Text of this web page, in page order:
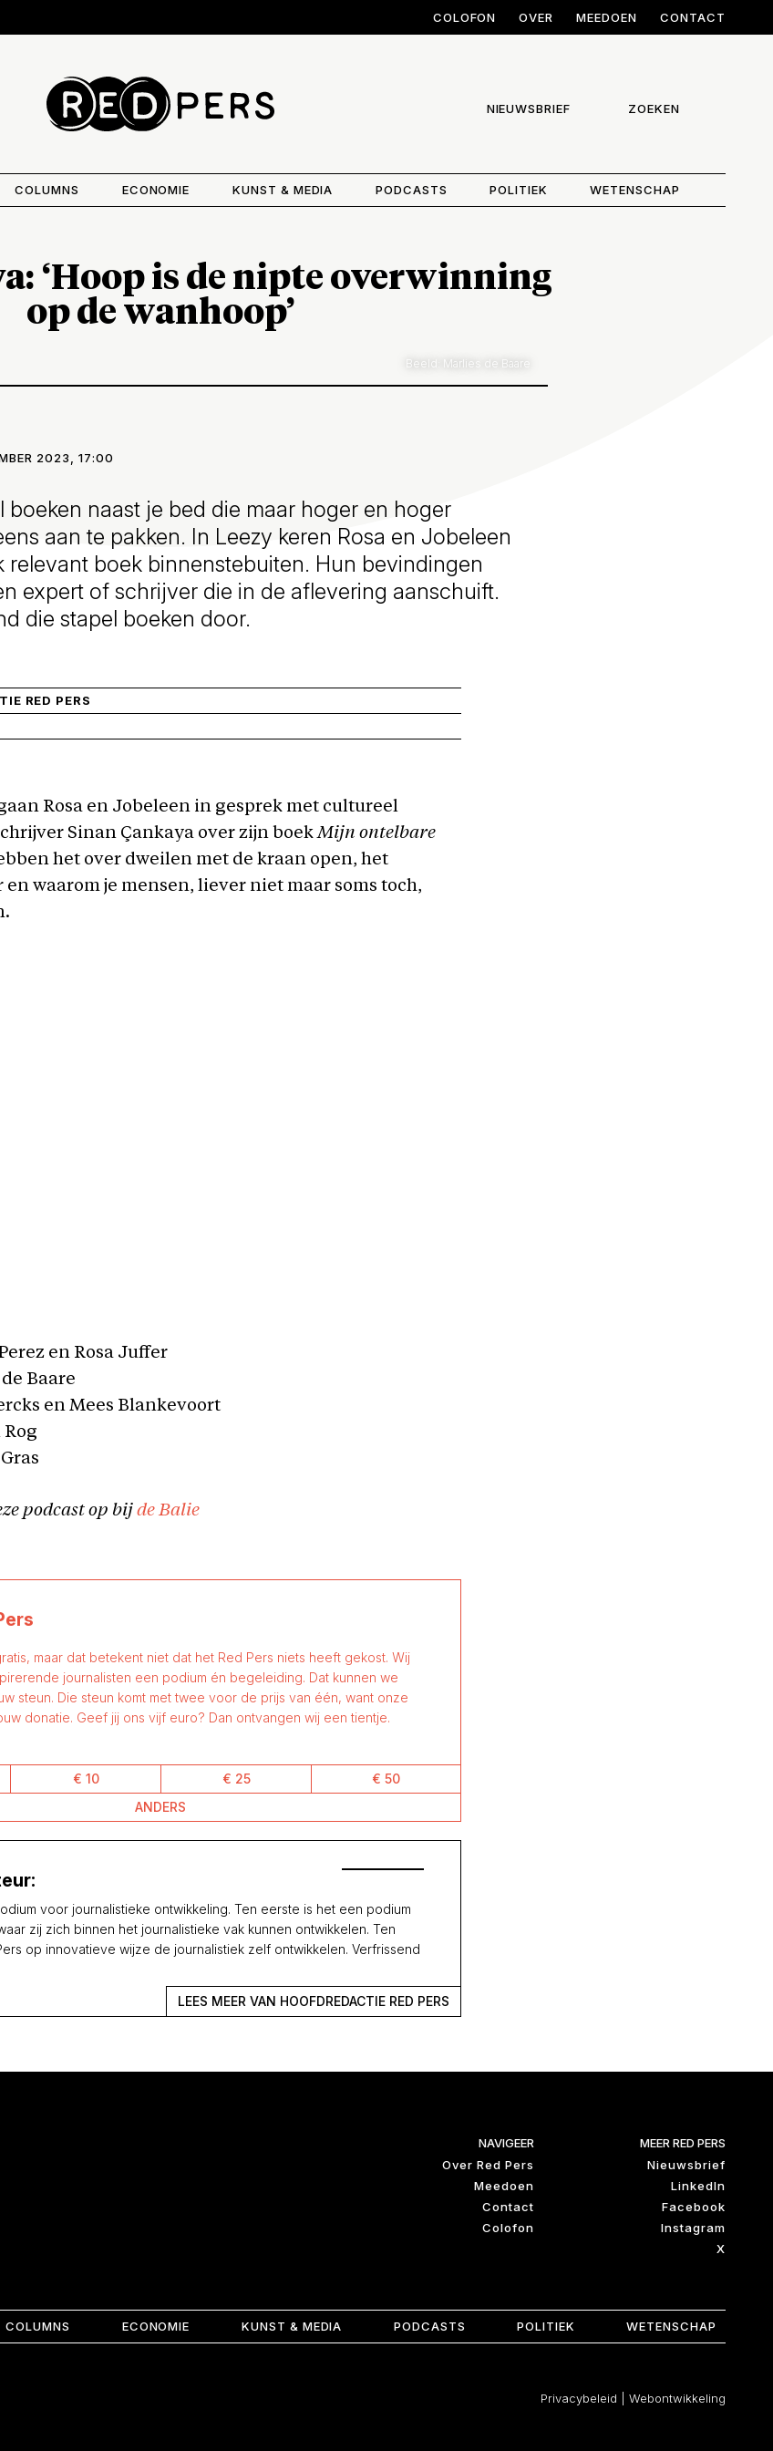
COLOFON OVER MEEDOEN CONTACT
NIEUWSBRIEF ZOEKEN
COLUMNS ECONOMIE KUNST & MEDIA PODCASTS POLITIEK WETENSCHAP
‘Hoop is de nipte overwinning
op de wanhoop’
Beeld: Marlies de Baare
2023, 17:00
boeken naast je bed die maar hoger en hoger
aan te pakken. In Leezy keren Rosa en Jobeleen
relevant boek binnenstebuiten. Hun bevindingen
expert of schrijver die in de aflevering aanschuift.
die stapel boeken door.
RED PERS
Rosa en Jobeleen in gesprek met cultureel
Sinan Çankaya over zijn boekMijn ontelbare
het over dweilen met de kraan open, het
waarom je mensen, liever niet maar soms toch,
en Rosa Juffer
Baare
en Mees Blankevoort
podcast op bij de Balie
maar dat betekent niet dat het Red Pers niets heeft gekost. Wij
journalisten een podium én begeleiding. Dat kunnen we
steun. Die steun komt met twee voor de prijs van één, want onze
donatie. Geef jij ons vijf euro? Dan ontvangen wij een tientje.
€ 10 € 25
€ 50
ANDERS
voor journalistieke ontwikkeling. Ten eerste is het een podium
zij zich binnen het journalistieke vak kunnen ontwikkelen. Ten
op innovatieve wijze de journalistiek zelf ontwikkelen. Verfrissend
LEES MEER VAN HOOFDREDACTIE RED PERS
NAVIGEER
Over Red Pers
Meedoen
Contact
Colofon
MEER RED PERS
Nieuwsbrief
LinkedIn
Facebook
Instagram
X
COLUMNS ECONOMIE KUNST & MEDIA PODCASTS POLITIEK WETENSCHAP
Privacybeleid Webontwikkeling